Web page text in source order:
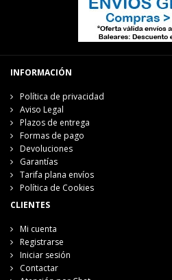
INFORMACIÓN
Política de privacidad
Aviso Legal
Plazos de entrega
Formas de pago
Devoluciones
Garantías
Tarifa plana envíos
Política de Cookies
CLIENTES
Mi cuenta
Registrarse
Iniciar sesión
Contactar